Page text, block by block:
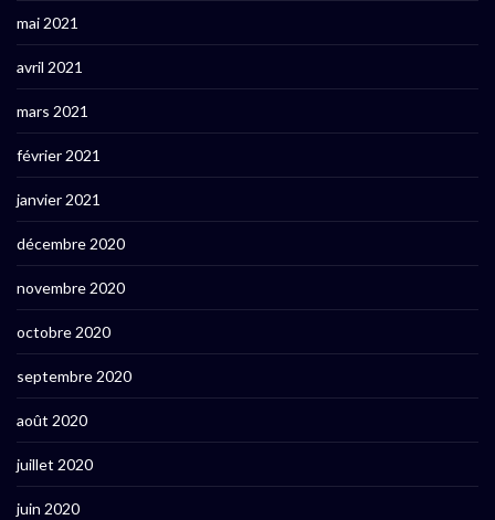
mai 2021
avril 2021
mars 2021
février 2021
janvier 2021
décembre 2020
novembre 2020
octobre 2020
septembre 2020
août 2020
juillet 2020
juin 2020